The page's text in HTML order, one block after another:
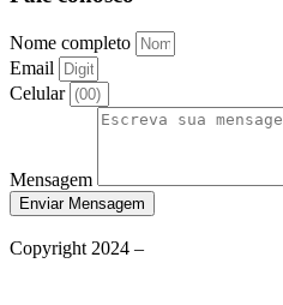
Nome completo
Email
Celular
Mensagem
Enviar Mensagem
Copyright 2024 –